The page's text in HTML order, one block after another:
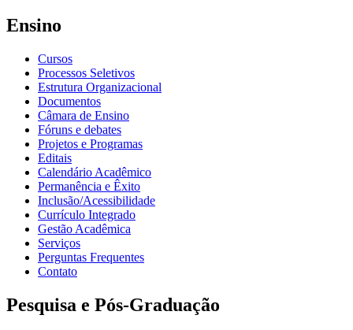
Ensino
Cursos
Processos Seletivos
Estrutura Organizacional
Documentos
Câmara de Ensino
Fóruns e debates
Projetos e Programas
Editais
Calendário Acadêmico
Permanência e Êxito
Inclusão/Acessibilidade
Currículo Integrado
Gestão Acadêmica
Serviços
Perguntas Frequentes
Contato
Pesquisa e Pós-Graduação